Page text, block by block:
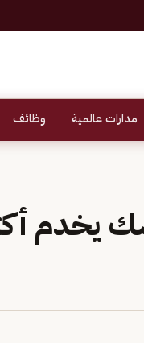
مدارات عالمية وظائف